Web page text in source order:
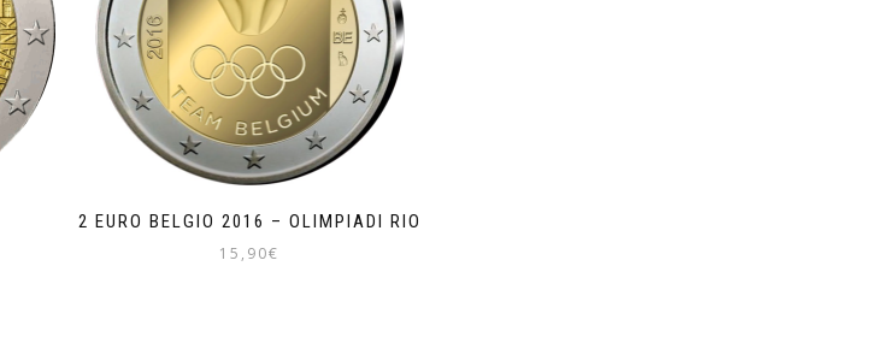
2 EURO BELGIO 2016 – OLIMPIADI RIO
15,90€